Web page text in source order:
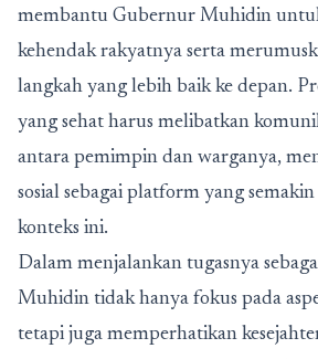
membantu Gubernur Muhidin
kehendak rakyatnya serta
langkah yang lebih baik ke depan.
yang sehat harus melibatkan
antara pemimpin dan warganya,
sosial sebagai platform yang
konteks ini.
Dalam menjalankan tugasnya
Muhidin tidak hanya fokus pada
tetapi juga memperhatikan